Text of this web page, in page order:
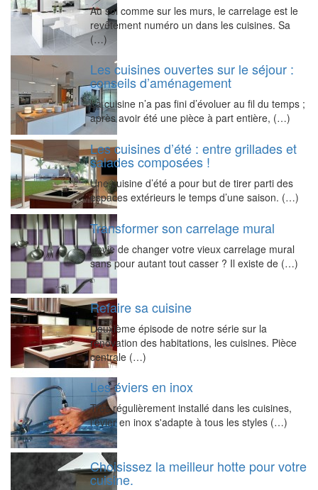
Au sol comme sur les murs, le carrelage est le
revêtement numéro un dans les cuisines. Sa
(…)
Les cuisines ouvertes sur le séjour :
conseils d’aménagement
La cuisine n’a pas fini d’évoluer au fil du temps ;
après avoir été une pièce à part entière, (…)
Les cuisines d’été : entre grillades et
salades composées !
Une cuisine d’été a pour but de tirer parti des
espaces extérieurs le temps d’une saison. (…)
Transformer son carrelage mural
Envie de changer votre vieux carrelage mural
sans pour autant tout casser ? Il existe de (…)
Refaire sa cuisine
Deuxième épisode de notre série sur la
rénovation des habitations, les cuisines. Pièce
centrale (…)
Les éviers en inox
Très régulièrement installé dans les cuisines,
l'évier en inox s'adapte à tous les styles (…)
Choisissez la meilleur hotte pour votre
cuisine.